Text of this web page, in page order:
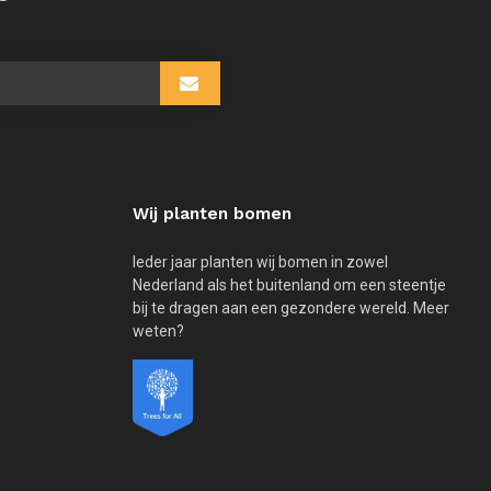
Wij planten bomen
Ieder jaar planten wij bomen in zowel
Nederland als het buitenland om een steentje
bij te dragen aan een gezondere wereld. Meer
weten?